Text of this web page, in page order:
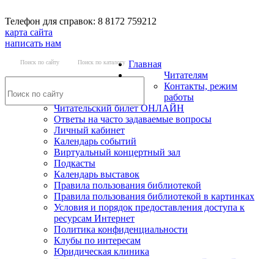
Телефон для справок: 8 8172 759212
карта сайта
написать нам
Поиск по сайту Поиск по каталогу Главная
Читателям
Контакты, режим
работы
Читательский билет ОНЛАЙН
Ответы на часто задаваемые вопросы
Личный кабинет
Календарь событий
Виртуальный концертный зал
Подкасты
Календарь выставок
Правила пользования библиотекой
Правила пользования библиотекой в картинках
Условия и порядок предоставления доступа к
ресурсам Интернет
Политика конфиденциальности
Клубы по интересам
Юридическая клиника